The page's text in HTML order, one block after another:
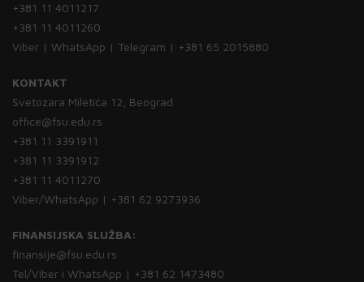
+381 11 4011217
+381 11 4011260
Viber | WhatsApp | Telegram | +381 65 2015880
KONTAKT
Svetozara Miletića 12, Beograd
office@fsu.edu.rs
+381 11 3391911
+381 11 3391912
+381 11 4011270
Viber/WhatsApp | +381 62 9273936
FINANSIJSKA SLUŽBA:
finansije@fsu.edu.rs
Tel/Viber i WhatsApp | +381 62 1473480